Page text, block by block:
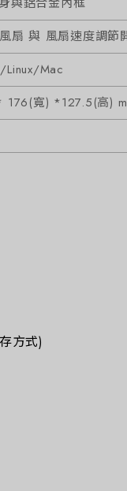
扇 與 風扇速度調節
Linux/Mac
176(寬) *127.5(高)
方式)